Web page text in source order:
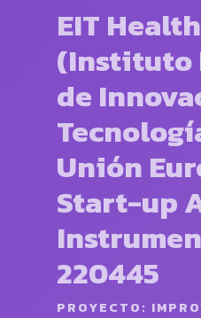
EIT Health
(Instituto
de
Unión
Start-up
220445
PROYECTO: